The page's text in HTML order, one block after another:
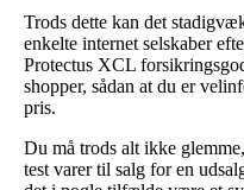
Trods dette kan det
enkelte internet selskaber
Protectus XCL
shopper, sådan at du er
pris.
Du må trods alt ikke
test varer til salg for en